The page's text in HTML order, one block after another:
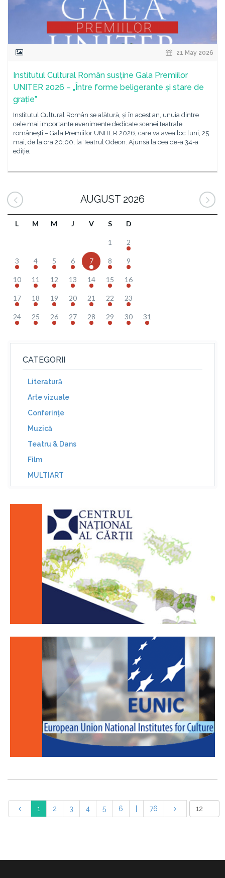
21 May 2026
Institutul Cultural Român susține Gala Premiilor
UNITER 2026 – „Între forme beligerante și stare de
grație”
Institutul Cultural Român se alătură, și în acest an, unuia dintre
cele mai importante evenimente dedicate scenei teatrale
românești – Gala Premiilor UNITER 2026, care va avea loc luni, 25
mai, de la ora 20:00, la Teatrul Odeon. Ajunsă la cea de-a 34-a
ediție,
AUGUST 2026
L M M J V S D
1 2
3 4 5 6 7 8 9
10 11 12 13 14 15 16
17 18 19 20 21 22 23
24 25 26 27 28 29 30 31
CATEGORII
Literatură
Arte vizuale
Conferinţe
Muzică
Teatru & Dans
Film
MULTIART
1 2 3 4 5 6 76